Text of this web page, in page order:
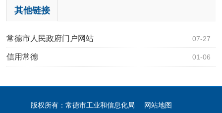
其他链接
07-27
常德市人民政府门户网站
01-06
信用常德
版权所有：常德市工业和信息化局
网站地图